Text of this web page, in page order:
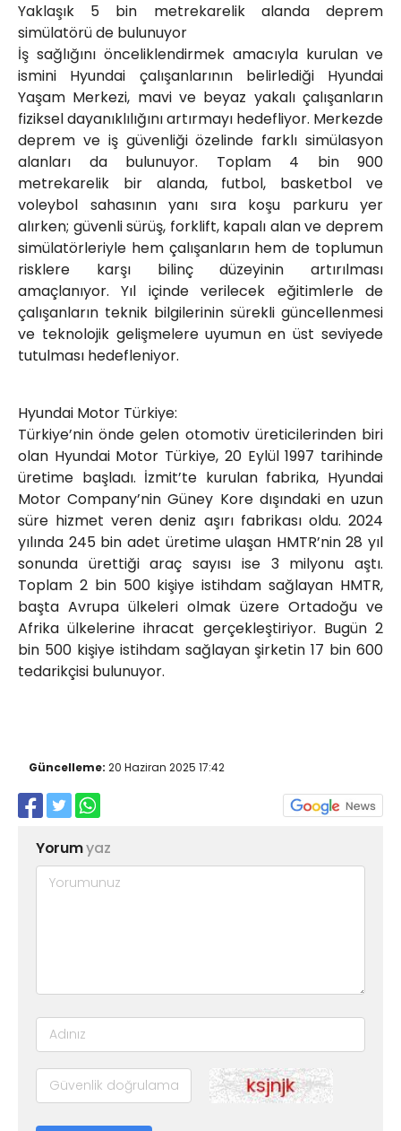
Yaklaşık 5 bin metrekarelik alanda deprem
simülatörü de bulunuyor
İş sağlığını önceliklendirmek amacıyla kurulan ve
ismini Hyundai çalışanlarının belirlediği Hyundai
Yaşam Merkezi, mavi ve beyaz yakalı çalışanların
fiziksel dayanıklılığını artırmayı hedefliyor. Merkezde
deprem ve iş güvenliği özelinde farklı simülasyon
alanları da bulunuyor. Toplam 4 bin 900
metrekarelik bir alanda, futbol, basketbol ve
voleybol sahasının yanı sıra koşu parkuru yer
alırken; güvenli sürüş, forklift, kapalı alan ve deprem
simülatörleriyle hem çalışanların hem de toplumun
risklere karşı bilinç düzeyinin artırılması
amaçlanıyor. Yıl içinde verilecek eğitimlerle de
çalışanların teknik bilgilerinin sürekli güncellenmesi
ve teknolojik gelişmelere uyumun en üst seviyede
tutulması hedefleniyor.
Hyundai Motor Türkiye:
Türkiye’nin önde gelen otomotiv üreticilerinden biri
olan Hyundai Motor Türkiye, 20 Eylül 1997 tarihinde
üretime başladı. İzmit’te kurulan fabrika, Hyundai
Motor Company’nin Güney Kore dışındaki en uzun
süre hizmet veren deniz aşırı fabrikası oldu. 2024
yılında 245 bin adet üretime ulaşan HMTR’nin 28 yıl
sonunda ürettiği araç sayısı ise 3 milyonu aştı.
Toplam 2 bin 500 kişiye istihdam sağlayan HMTR,
başta Avrupa ülkeleri olmak üzere Ortadoğu ve
Afrika ülkelerine ihracat gerçekleştiriyor. Bugün 2
bin 500 kişiye istihdam sağlayan şirketin 17 bin 600
tedarikçisi bulunuyor.
Güncelleme: 20 Haziran 2025 17:42
Yorumyaz